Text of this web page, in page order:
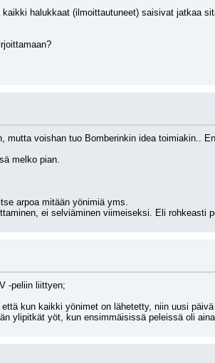
halukkaat (ilmoittautuneet) saisivat jatkaa
mutta voishan tuo Bomberinkin idea toimiakin..
melko pian.
arpoa mitään yönimiä yms.
ei selviäminen viimeiseksi. Eli rohkeasti
-peliin liittyen;
kun kaikki yönimet on lähetetty, niin uusi
ylipitkät yöt, kun ensimmäisissä peleissä oli